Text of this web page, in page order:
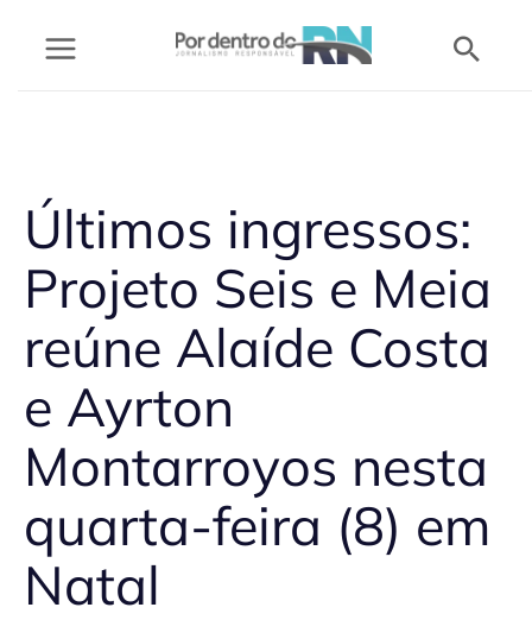
Últimos ingressos:
Projeto Seis e Meia
reúne Alaíde Costa
e Ayrton
Montarroyos nesta
quarta-feira (8) em
Natal